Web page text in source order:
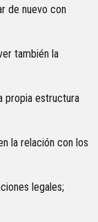
de nuevo con
también la
propia estructura
la relación con los
legales;